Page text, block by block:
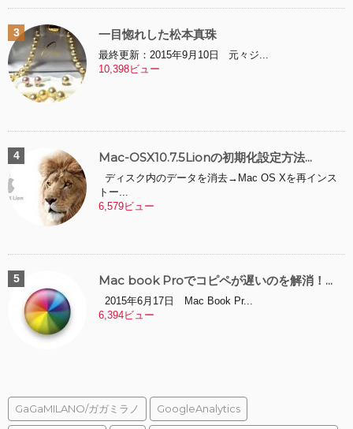
一目惚れした松本真珠
最終更新：2015年9月10日 元々ジ...
10,398ビュー
Mac-OSX10.7.5Lionの初期化設定方法...
ディスク内のデータを消去→Mac OS Xを再インス
トー...
6,579ビュー
Mac book Proでコピペが遅いのを解消！...
2015年6月17日 Mac Book Pr...
6,394ビュー
GaGaMILANO/ガガミラノ GoogleAnalytics